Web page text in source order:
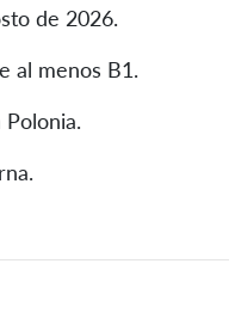
de 2026.
al menos B1.